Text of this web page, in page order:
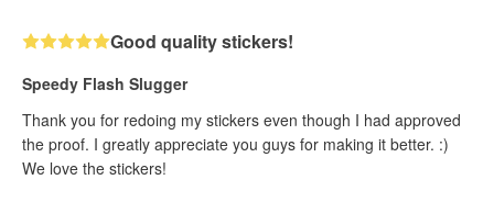
Good quality stickers!
Speedy Flash Slugger
Thank you for redoing my stickers even though I had approved
the proof. I greatly appreciate you guys for making it better. :)
We love the stickers!